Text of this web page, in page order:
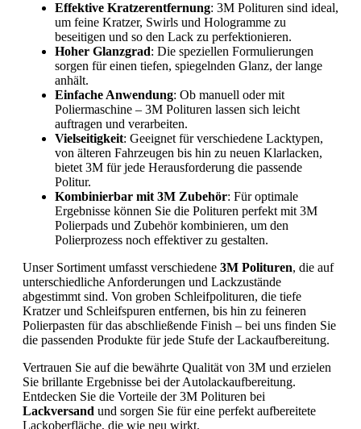
Effektive Kratzerentfernung: 3M Polituren sind ideal,
um feine Kratzer, Swirls und Hologramme zu
beseitigen und so den Lack zu perfektionieren.
Hoher Glanzgrad: Die speziellen Formulierungen
sorgen für einen tiefen, spiegelnden Glanz, der lange
anhält.
Einfache Anwendung: Ob manuell oder mit
Poliermaschine – 3M Polituren lassen sich leicht
auftragen und verarbeiten.
Vielseitigkeit: Geeignet für verschiedene Lacktypen,
von älteren Fahrzeugen bis hin zu neuen Klarlacken,
bietet 3M für jede Herausforderung die passende
Politur.
Kombinierbar mit 3M Zubehör: Für optimale
Ergebnisse können Sie die Polituren perfekt mit 3M
Polierpads und Zubehör kombinieren, um den
Polierprozess noch effektiver zu gestalten.
Unser Sortiment umfasst verschiedene 3M Polituren, die auf
unterschiedliche Anforderungen und Lackzustände
abgestimmt sind. Von groben Schleifpolituren, die tiefe
Kratzer und Schleifspuren entfernen, bis hin zu feineren
Polierpasten für das abschließende Finish – bei uns finden Sie
die passenden Produkte für jede Stufe der Lackaufbereitung.
Vertrauen Sie auf die bewährte Qualität von 3M und erzielen
Sie brillante Ergebnisse bei der Autolackaufbereitung.
Entdecken Sie die Vorteile der 3M Polituren bei
Lackversand und sorgen Sie für eine perfekt aufbereitete
Lackoberfläche, die wie neu wirkt.